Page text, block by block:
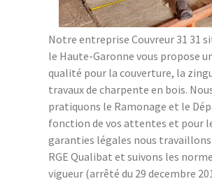
Notre entreprise Couvreur 31 31
le Haute-Garonne vous propose
qualité pour la couverture, la
travaux de charpente en bois.
pratiquons le Ramonage et le
fonction de vos attentes et pour
garanties légales nous
RGE Qualibat et suivons les
vigueur (arrêté du 29 decembre